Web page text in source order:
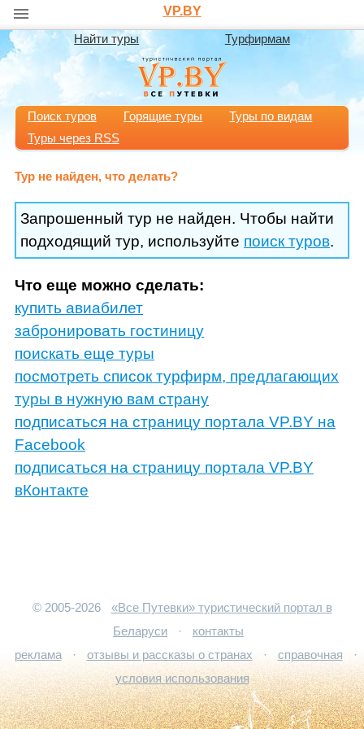
VP.BY
Найти туры Турфирмам
Поиск туров Горящие туры
Туры по видам
Туры через RSS
Тур не найден, что делать?
Запрошенный тур не найден. Чтобы найти
подходящий тур, используйте поиск туров.
Что еще можно сделать:
купить авиабилет
забронировать гостиницу
поискать еще туры
посмотреть список турфирм, предлагающих
туры в нужную вам страну
подписаться на страницу портала VP.BY на
Facebook
подписаться на страницу портала VP.BY
вКонтакте
© 2005-2026
«Все Путевки» туристический портал в
Беларуси
·
контакты
реклама
· отзывы и рассказы о странах · справочная
·
условия использования